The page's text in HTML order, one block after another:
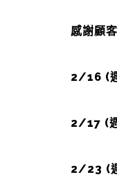
感謝顧
2/16 (
2/17 (
2/23 (